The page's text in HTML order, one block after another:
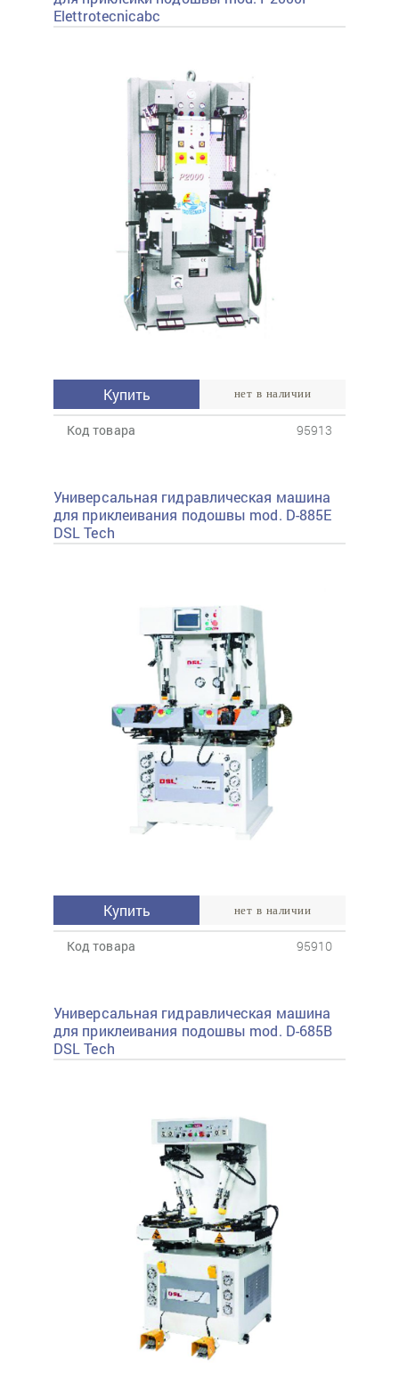
Elettrotecnicabc
Купить нет в наличии
Код товара 95913
Универсальная гидравлическая машина
для приклеивания подошвы mod. D-885E
DSL Tech
Купить нет в наличии
Код товара 95910
Универсальная гидравлическая машина
для приклеивания подошвы mod. D-685B
DSL Tech